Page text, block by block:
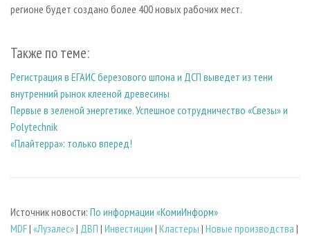
регионе будет создано более 400 новых рабочих мест.
Также по теме:
Регистрация в ЕГАИС березового шпона и ДСП выведет из тени
внутренний рынок клееной древесины
Первые в зеленой энергетике. Успешное сотрудничество «Свезы» и
Polytechnik
«Плайтерра»: только вперед!
Источник новости: По информации «КомиИнформ»
MDF| «Лузалес»| ДВП | Инвестиции | Кластеры | Новые производства |